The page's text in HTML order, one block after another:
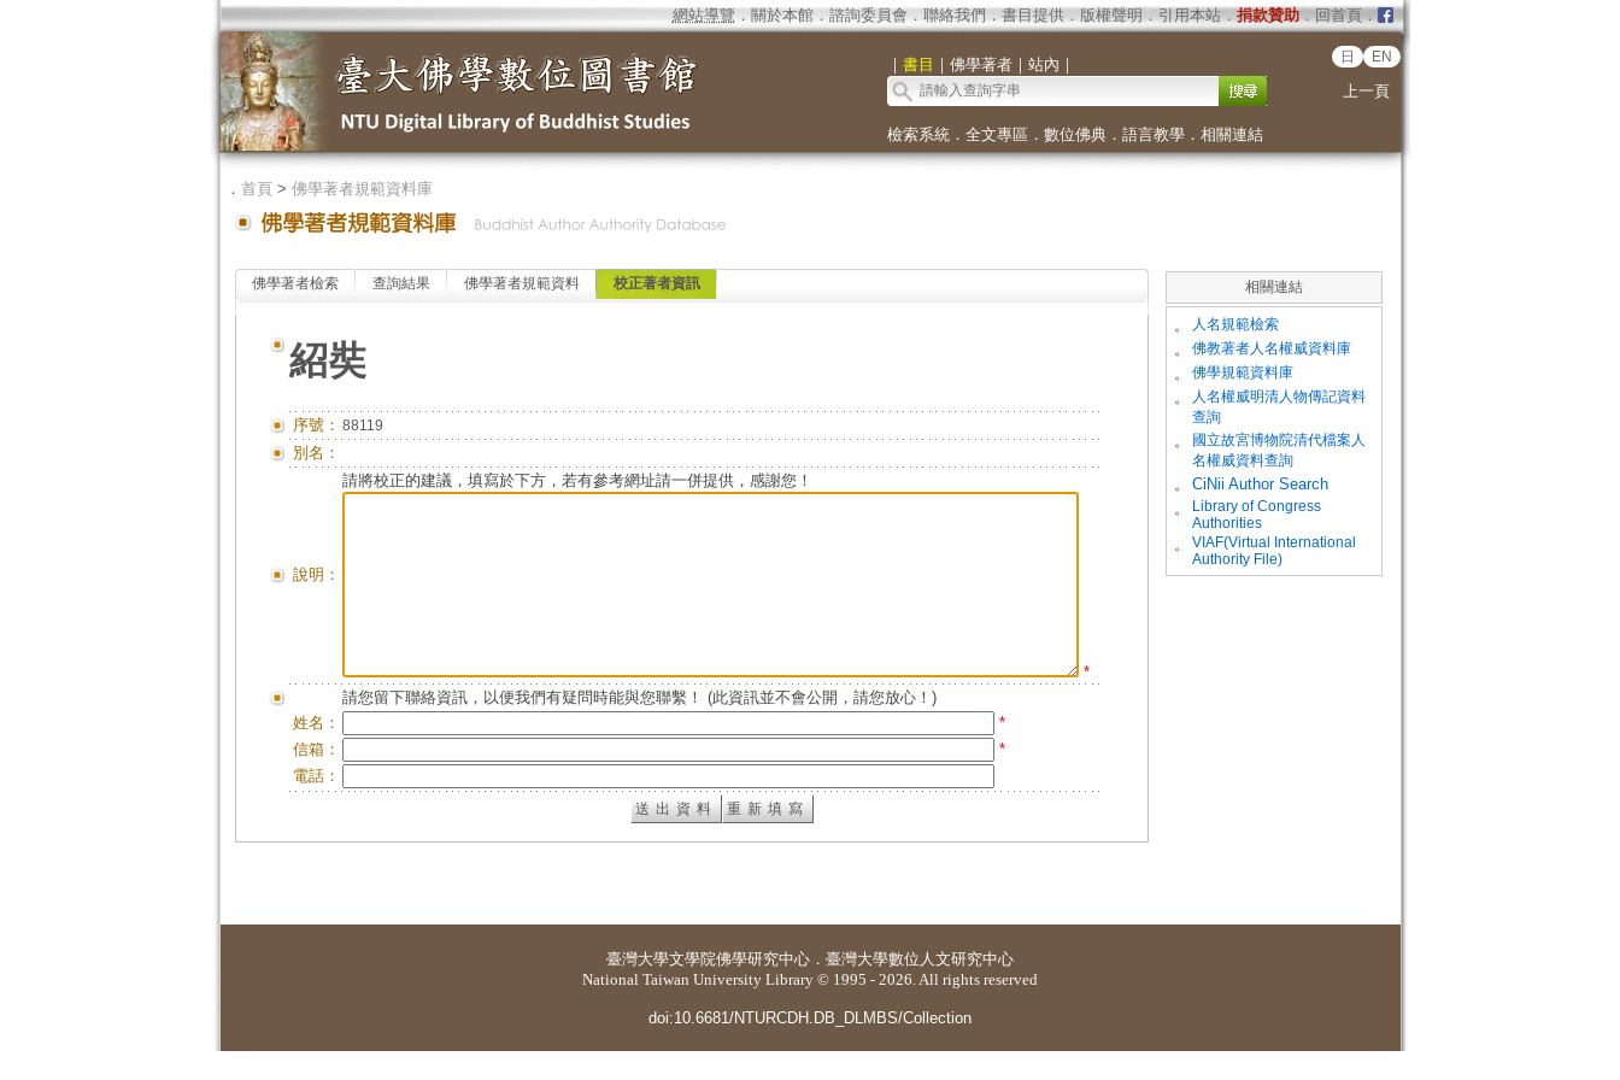
網站導覽 ． 關於本館． 諮詢委員會． 聯絡我們 ． 書目提供． 版權聲明 ． 引用本站． 捐款贊助．回首頁．
｜ 書目 ｜ 佛學著者｜ 站內 ｜ 日 EN
上一頁
檢索系統． 全文專區 ． 數位佛典． 語言教學． 相關連結
． 首頁> 佛學著者規範資料庫
佛學著者檢索 查詢結果 佛學著者規範資料 校正著者資訊
紹奘
序號： 88119
別名：
說明：
請將校正的建議，填寫於下方，若有參考網址請一併提供，感謝您！
*
請您留下聯絡資訊，以便我們有疑問時能與您聯繫！ (此資訊並不會公開，請您放心！)
姓名：
*
信箱：
*
電話：
相關連結
。 人名規範檢索
。 佛教著者人名權威資料庫
。 佛學規範資料庫
。
人名權威明清人物傳記資料
查詢
。
國立故宮博物院清代檔案人
名權威資料查詢
。
CiNii Author Search
。
Library of Congress
Authorities
。
VIAF(Virtual International
Authority File)
臺灣大學文學院佛學研究中心 ． 臺灣大學數位人文研究中心
National Taiwan University Library © 1995 - 2026. All rights reserved
doi:10.6681/NTURCDH.DB_DLMBS/Collection